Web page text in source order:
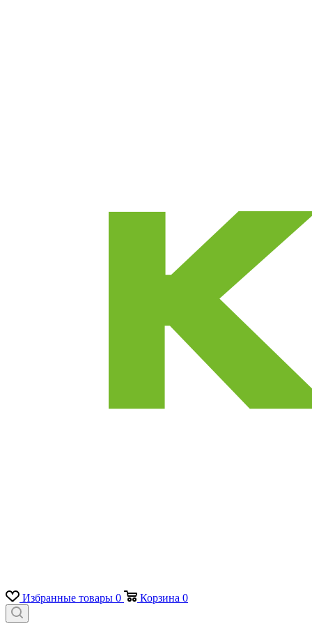
Избранные товары 0 Корзина 0